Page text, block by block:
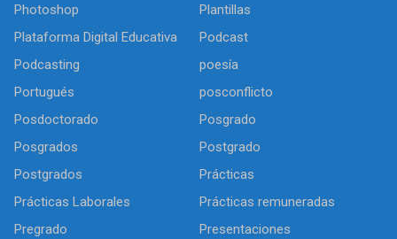
Photoshop
Plantillas
Plataforma Digital Educativa
Podcast
Podcasting
poesía
Portugués
posconflicto
Posdoctorado
Posgrado
Posgrados
Postgrado
Postgrados
Prácticas
Prácticas Laborales
Prácticas remuneradas
Pregrado
Presentaciones